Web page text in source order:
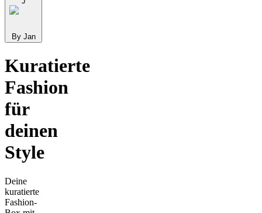
By Jan
Kuratierte
Fashion
für
deinen
Style
Deine
kuratierte
Fashion-